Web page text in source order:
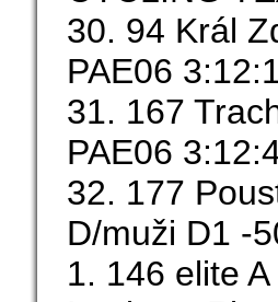
30. 94 Král
PAE06
31. 167
PAE06
32. 177
D/muži D1 -
1. 146 elite